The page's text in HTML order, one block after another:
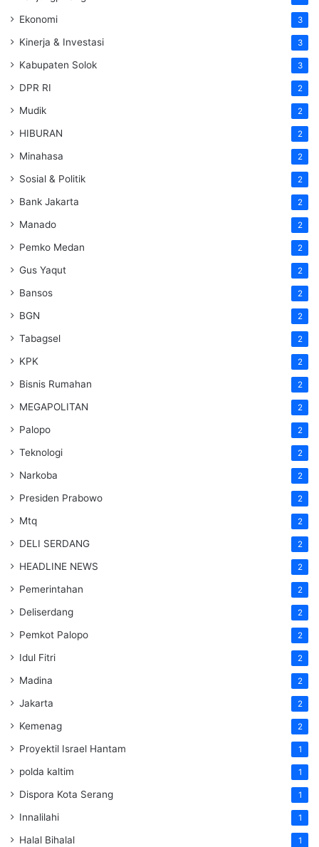
Ekonomi 3
Kinerja & Investasi 3
Kabupaten Solok 3
DPR RI 2
Mudik 2
HIBURAN 2
Minahasa 2
Sosial & Politik 2
Bank Jakarta 2
Manado 2
Pemko Medan 2
Gus Yaqut 2
Bansos 2
BGN 2
Tabagsel 2
KPK 2
Bisnis Rumahan 2
MEGAPOLITAN 2
Palopo 2
Teknologi 2
Narkoba 2
Presiden Prabowo 2
Mtq 2
DELI SERDANG 2
HEADLINE NEWS 2
Pemerintahan 2
Deliserdang 2
Pemkot Palopo 2
Idul Fitri 2
Madina 2
Jakarta 2
Kemenag 2
Proyektil Israel Hantam 1
polda kaltim 1
Dispora Kota Serang 1
Innalilahi 1
Halal Bihalal 1